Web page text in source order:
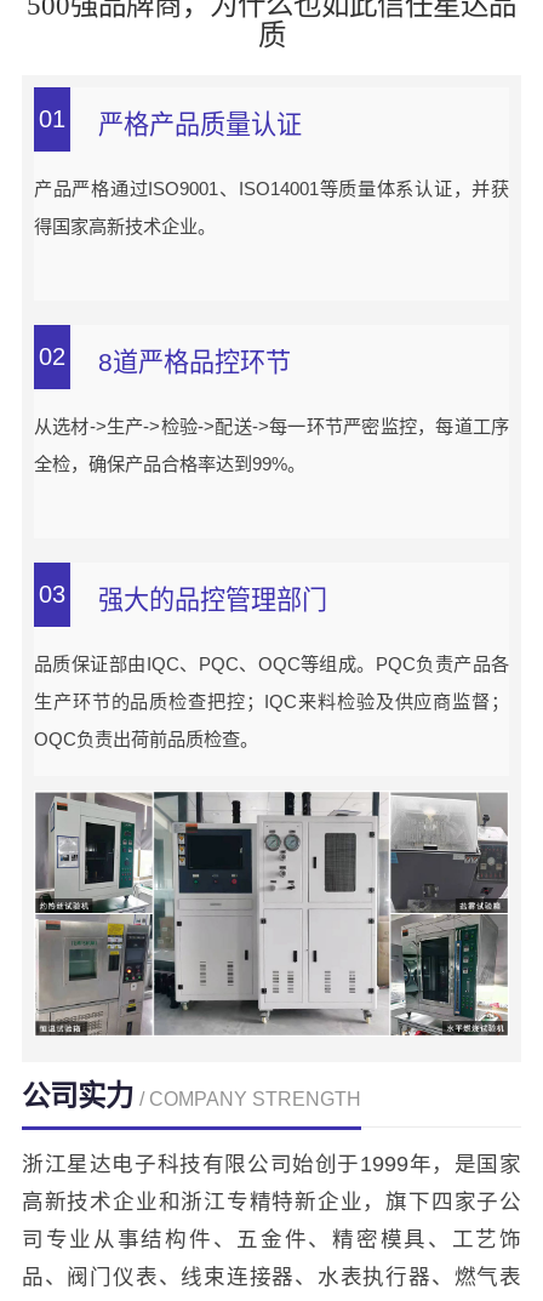
质
01 严格产品质量认证
产品严格通过ISO9001、ISO14001等质量体系认证，并获
得国家高新技术企业。
02 8道严格品控环节
从选材->生产->检验->配送->每一环节严密监控，每道工序
全检，确保产品合格率达到99%。
03 强大的品控管理部门
品质保证部由IQC、PQC、OQC等组成。PQC负责产品各
生产环节的品质检查把控；IQC来料检验及供应商监督；
OQC负责出荷前品质检查。
公司实力 / COMPANY STRENGTH
浙江星达电子科技有限公司始创于1999年，是国家
高新技术企业和浙江专精特新企业，旗下四家子公
司专业从事结构件、五金件、精密模具、工艺饰
品、阀门仪表、线束连接器、水表执行器、燃气表